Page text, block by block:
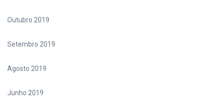
Outubro 2019
Setembro 2019
Agosto 2019
Junho 2019